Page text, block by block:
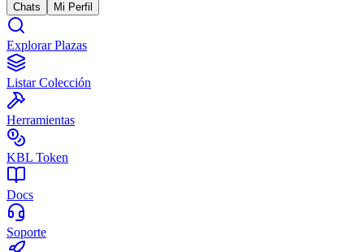
Chats Mi Perfil
Explorar Plazas
Listar Colección
Herramientas
KBL Token
Docs
Soporte